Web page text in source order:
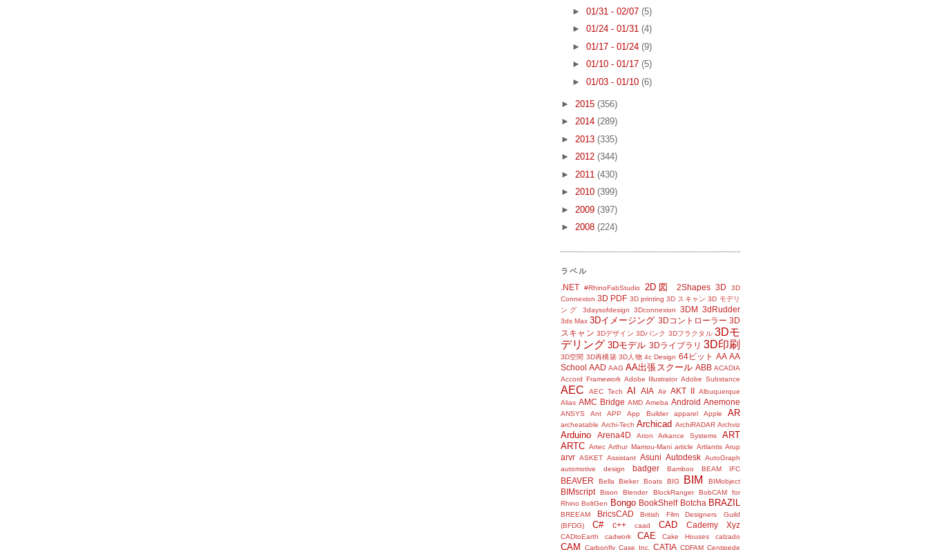
► 01/31 - 02/07 (5)
► 01/24 - 01/31 (4)
► 01/17 - 01/24 (9)
► 01/10 - 01/17 (5)
► 01/03 - 01/10 (6)
► 2015 (356)
► 2014 (289)
► 2013 (335)
► 2012 (344)
► 2011 (430)
► 2010 (399)
► 2009 (397)
► 2008 (224)
ラベル
.NET #RhinoFabStudio 2D図 2Shapes 3D
3D
Connexion 3D PDF 3D printing 3D スキャン 3D モデリ
ング
3daysofdesign 3Dconnexion 3DM 3dRudder
3ds Max 3Dイメージング 3Dコントローラー 3D
スキャン 3Dデザイン 3Dバンク 3Dフラクタル 3Dモ
デリング 3Dモデル 3Dライブラリ 3D印刷
3D空間 3D再構築 3D人物 4c Design 64ビット AA AA
School AAD AAG AA出張スクール ABB ACADIA
Accord Framework Adobe Illustrator Adobe Substance
AEC AEC Tech AI AIA Air AKT II
Albuquerque
Alias AMC Bridge AMD Ameba Android Anemone
ANSYS Ant APP App Builder apparel Apple AR
archeatable Archi-Tech Archicad ArchiRADAR Archviz
Arduino Arena4D Arion Arkance Systems
ART
ARTC Artec Arthur Mamou-Mani article Artlantis Arup
arvr ASKET Assistant Asuni Autodesk AutoGraph
automotive design
badger Bamboo BEAM IFC
BEAVER Bella Bieker Boats BIG BIM BIMobject
BIMscript Bison Blender BlockRanger
BobCAM for
Rhino BoltGen Bongo BookShelf Botcha BRAZIL
BREEAM BricsCAD
British Film Designers Guild
(BFDG)
C# c++ caad CAD Cademy Xyz
CADtoEarth cadwork CAE Cake Houses calzado
CAM Carbonfly Case Inc. CATIA CDFAM Centipede